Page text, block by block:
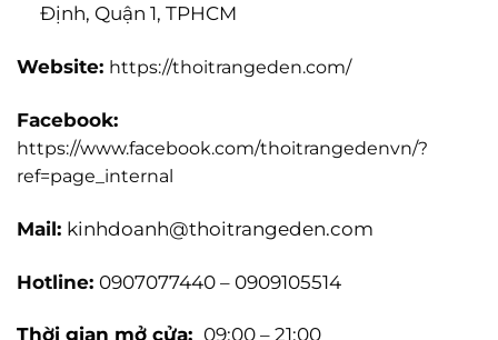
Định, Quận 1, TPHCM
Website: https://thoitrangeden.com/
Facebook:
https://www.facebook.com/thoitrangedenvn/?
ref=page_internal
Mail: kinhdoanh@thoitrangeden.com
Hotline: 0907077440 – 0909105514
Thời gian mở cửa: 09:00 – 21:00